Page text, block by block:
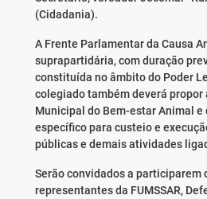
(Cidadania).
A Frente Parlamentar da Causa
suprapartidária, com duração
constituída no âmbito do Poder
colegiado também deverá propor
Municipal do Bem-estar Animal e
específico para custeio e
públicas e demais atividades
Serão convidados a participarem
representantes da FUMSSAR,